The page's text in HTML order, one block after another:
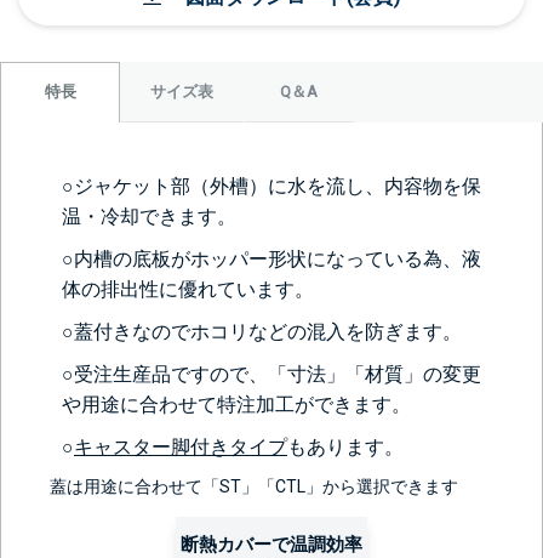
特長 サイズ表 Q＆A
○ジャケット部（外槽）に水を流し、内容物を保
温・冷却できます。
○内槽の底板がホッパー形状になっている為、液
体の排出性に優れています。
○蓋付きなのでホコリなどの混入を防ぎます。
○受注生産品ですので、「寸法」「材質」の変更
や用途に合わせて特注加工ができます。
○キャスター脚付きタイプもあります。
蓋は用途に合わせて「ST」「CTL」から選択できます
断熱カバーで温調効率